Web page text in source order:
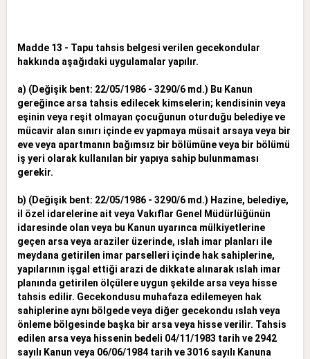
Madde 13 - Tapu tahsis belgesi verilen gecekondular
hakkında aşağıdaki uygulamalar yapılır.
a) (Değişik bent: 22/05/1986 - 3290/6 md.) Bu Kanun
gereğince arsa tahsis edilecek kimselerin; kendisinin veya
eşinin veya reşit olmayan çocuğunun oturduğu belediye ve
mücavir alan sınırı içinde evyapmaya müsait arsaya veya bir
eve veya apartmanın bağımsız bir bölümüne veya bir bölümü
iş yeri olarak kullanılan bir yapıya sahip bulunmaması
gerekir.
b) (Değişik bent: 22/05/1986 - 3290/6 md.) Hazine, belediye,
il özel idarelerine ait veya Vakıflar Genel Müdürlüğünün
idaresinde olan veya bu Kanun uyarınca mülkiyetlerine
geçen arsa veya araziler üzerinde, ıslah imar planları ile
meydana getirilen imar parselleri içinde hak sahiplerine,
yapılarının işgal ettiği arazi de dikkate alınarak ıslah imar
planında getirilen ölçülere uygun şekilde arsa veya hisse
tahsis edilir. Gecekondusu muhafaza edilemeyen hak
sahiplerine aynı bölgede veya diğer gecekondu ıslah veya
önleme bölgesinde başka bir arsa veya hisse verilir. Tahsis
edilen arsa veya hissenin bedeli 04/11/1983 tarih ve 2942
sayılı Kanun veya 06/06/1984 tarih ve 3016 sayılı Kanuna